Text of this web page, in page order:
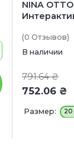
NINA
(0 Отзывов)
В наличии
791.64 ₴
752.06 ₴
Размер: 20